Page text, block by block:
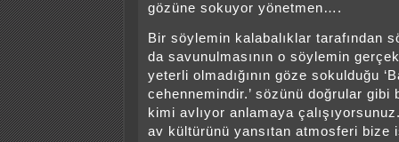
gözüne sokuyor yönetmen….
Bir söylemin kalabalıklar tarafından
da savunulmasının o söylemin
yeterli olmadığının göze sokulduğu
cehennemindir.’ sözünü doğrular gibi
kimi avlıyor anlamaya
av kültürünü yansıtan atmosferi bize